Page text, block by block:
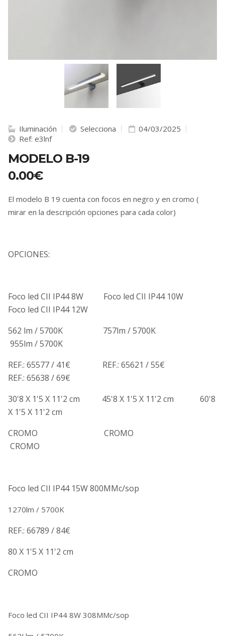
Iluminación Selecciona
04/03/2025
Ref: e3lnf
MODELO B-19
0.00€
El modelo B 19 cuenta con focos en negro y en cromo (
mirar en la descripción opciones para cada color)
OPCIONES:
Foco led CII IP44 8W Foco led CII IP44 10W
Foco led CII IP44 12W
562 lm / 5700K 757lm / 5700K
955lm / 5700K
REF.: 65577 / 41€ REF.: 65621 / 55€
REF.: 65638 / 69€
30'8 X 1'5 X 11'2 cm 45'8 X 1'5 X 11'2 cm 60'8
X 1'5 X 11'2 cm
CROMO CROMO
CROMO
Foco led CII IP44 15W 800MMc/sop
1270lm / 5700K
REF.: 66789 / 84€
80 X 1'5 X 11'2 cm
CROMO
Foco led CII IP44 8W 308MMc/sop